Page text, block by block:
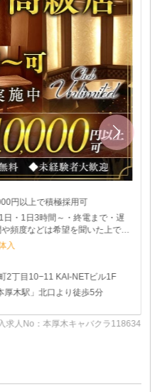
円以上で積極採用可
・1日3時間～・終電まで・遅
頻度などは希望を聞いた上で決
レギュラー出勤ももちろんOK
入
2丁目10−11 KAI-NETビル1F
厚木駅」北口より徒歩5分
求人No：本厚木キャバクラ118634